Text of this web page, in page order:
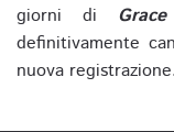
giorni di
definitivamente
nuova registrazione.